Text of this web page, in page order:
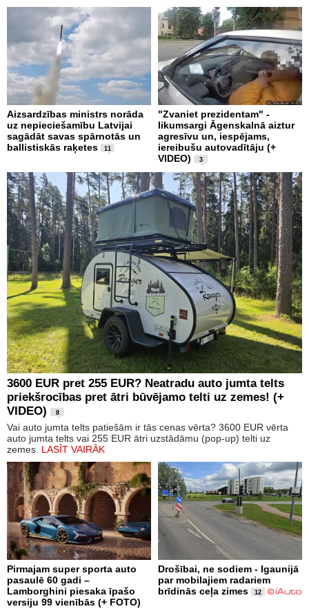
Aizsardzības ministrs norāda
uz nepieciešamību Latvijai
sagādāt savas spārnotās un
ballistiskās raķetes
11
"Zvaniet prezidentam" -
likumsargi Āgenskalnā aiztur
agresīvu un, iespējams,
iereibušu autovadītāju (+
VIDEO)
3
3600 EUR pret 255 EUR? Neatradu auto jumta telts
priekšrocības pret ātri būvējamo telti uz zemes! (+
VIDEO)
8
Vai auto jumta telts patiešām ir tās cenas vērta? 3600 EUR vērta
auto jumta telts vai 255 EUR ātri uzstādāmu (pop-up) telti uz
zemes. LASĪT VAIRĀK
Pirmajam super sporta auto
pasaulē 60 gadi –
Lamborghini piesaka īpašo
versiju 99 vienībās (+ FOTO)
Drošībai, ne sodiem - Igaunijā
par mobilajiem radariem
brīdinās ceļa zimes
12